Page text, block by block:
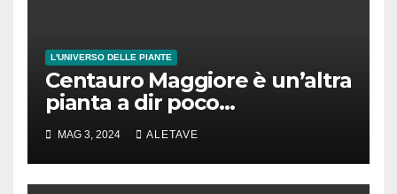
L'UNIVERSO DELLE PIANTE
Centauro Maggiore è un’altra
pianta a dir poco
spettacolare
MAG 3, 2024 ALETAVE